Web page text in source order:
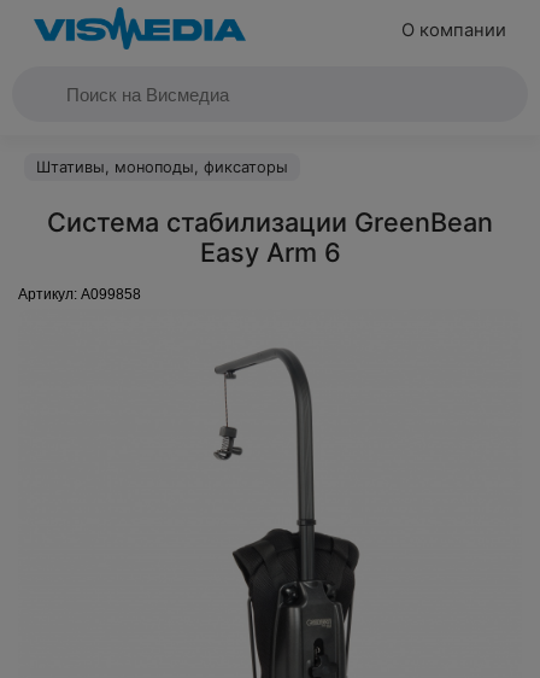
О компании
Штативы, моноподы, фиксаторы
Система стабилизации GreenBean
Easy Arm 6
Артикул: A099858